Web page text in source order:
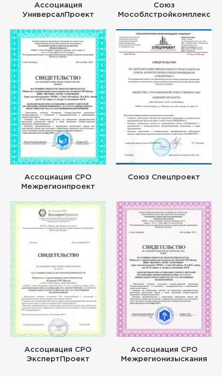
Ассоциация
УниверсалПроект
Союз
Мособлстройкомплекс
Ассоциация СРО
Межрегионпроект
Союз Спецпроект
Ассоциация СРО
ЭкспертПроект
Ассоциация СРО
Межрегионизыскания